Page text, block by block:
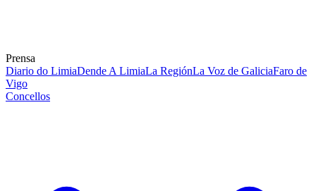
Prensa
Diario do LimiaDende A LimiaLa RegiónLa Voz de GaliciaFaro de
Vigo
Concellos